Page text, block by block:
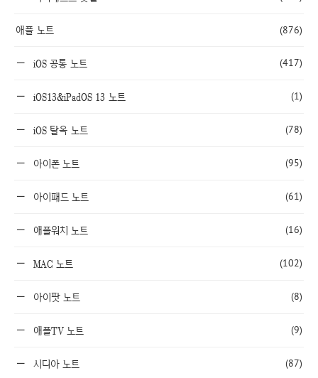
애플 노트 (876)
iOS 공통 노트 (417)
iOS13&iPadOS 13 노트 (1)
iOS 탈옥 노트 (78)
아이폰 노트 (95)
아이패드 노트 (61)
애플워치 노트 (16)
MAC 노트 (102)
아이팟 노트 (8)
애플TV 노트 (9)
시디아 노트 (87)